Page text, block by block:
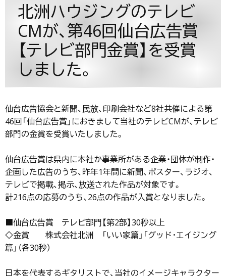
北洲ハウジングのテレビ
CMが、第46回仙台広告賞
【テレビ部門金賞】を受賞
しました。
仙台広告協会と新聞、民放、印刷会社など8社共催による第
46回「仙台広告賞」におきまして当社のテレビCMが、テレビ
部門の金賞を受賞いたしました。
仙台広告賞は県内に本社か事業所がある企業・団体が制作・
企画した広告のうち、昨年1年間に新聞、ポスター、ラジオ、
テレビで掲載、掲示、放送された作品が対象です。
計216点の応募のうち、26点の作品が入賞となりました。
■仙台広告賞 テレビ部門【第2部】30秒以上
◇金賞 株式会社北洲 「いい家篇」「グッド･エイジング
篇」（各30秒）
日本を代表するギタリストで、当社のイメージキャラクター